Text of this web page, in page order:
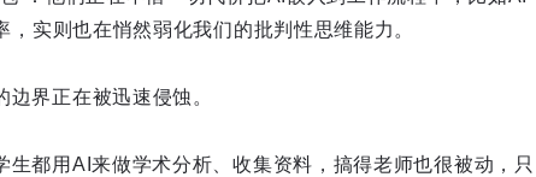
实则也在悄然弱化我们的批判性思维能力。
界正在被迅速侵蚀。
都用AI来做学术分析、收集资料，搞得老师也很被动，只